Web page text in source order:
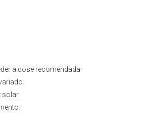
a dose recomendada.